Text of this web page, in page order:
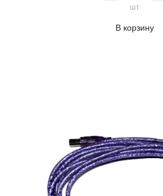
шт
В корзину